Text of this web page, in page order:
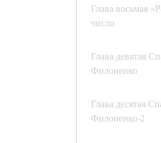
Глава восьмая
число
Глава девятая
Филоненко
Глава десятая
Филоненко-2